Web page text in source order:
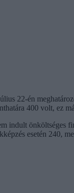
22-én
400 volt, ez
indult
esetén 240,